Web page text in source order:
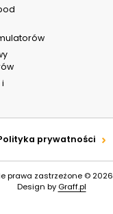
prywatności
prawa zastrzeżone © 2026
Design by Graff.pl